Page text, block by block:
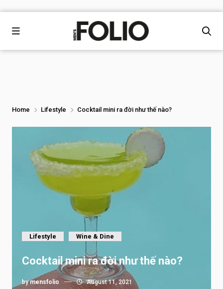
Home Lifestyle Cocktail mini ra đời như thế nào?
Lifestyle Wine & Dine
Cocktail mini ra đời như thế nào?
bymensfolio August 11, 2021